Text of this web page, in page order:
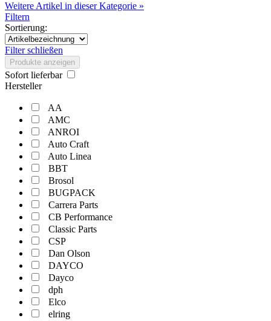
Weitere Artikel in dieser Kategorie »
Filtern
Sortierung:
Filter schließen
Produkte anzeigen
Sofort lieferbar
Hersteller
AA
AMC
ANROI
Auto Craft
Auto Linea
BBT
Brosol
BUGPACK
Carrera Parts
CB Performance
Classic Parts
CSP
Dan Olson
DAYCO
Dayco
dph
Elco
elring